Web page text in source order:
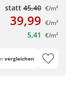
statt 45,40 €/m²
39,99 €/m²
5,41 €/m²
vergleichen